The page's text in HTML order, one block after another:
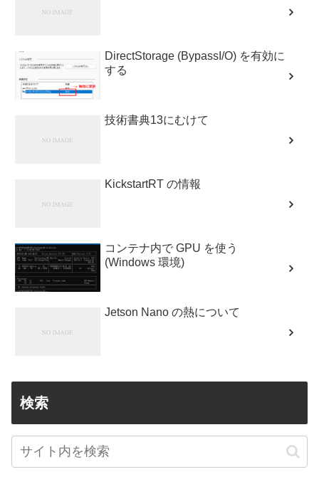
DirectStorage (BypassI/O) を有効に
する
技術書典13にむけて
KickstartRT の情報
コンテナ内で GPU を使う
(Windows 環境)
Jetson Nano の熱について
検索